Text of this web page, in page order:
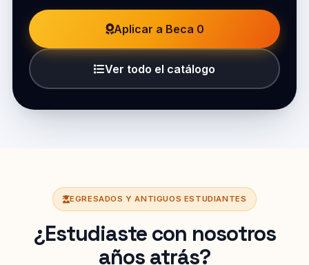
Aplicar a Beca 0
Ver todo el catálogo
EGRESADOS Y ANTIGUOS ESTUDIANTES
¿Estudiaste con nosotros
años atrás?